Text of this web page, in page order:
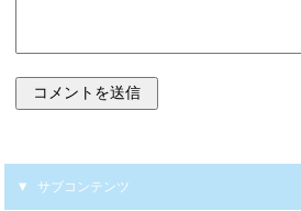
サブコンテンツ